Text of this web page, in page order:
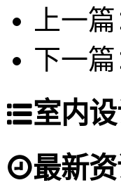
上一篇
下一篇
室内
最新